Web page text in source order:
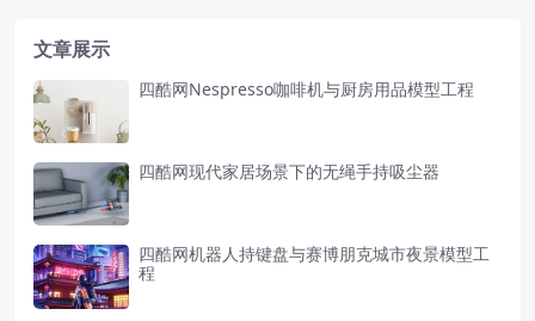
文章展示
四酷网Nespresso咖啡机与厨房用品模型工程
四酷网现代家居场景下的无绳手持吸尘器
四酷网机器人持键盘与赛博朋克城市夜景模型工
程